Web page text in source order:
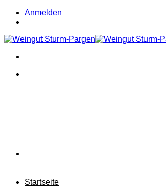
Zum
Inhalt
Anmelden
Startseite